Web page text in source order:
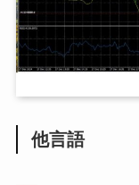
他言語